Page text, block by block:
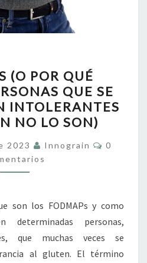
(O
POR
QUÉ
MUCHAS
PERSONAS
QUE
SE
INTOLERANTES
AL
GLUTEN
NO
(O POR QUÉ
QUE SE
INTOLERANTES
NO LO SON)
2023 Innograin
0
son los FODMAPs y como
determinadas personas,
que muchas veces se
al gluten. El término